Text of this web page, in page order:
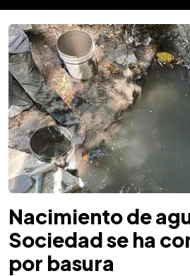
Nacimiento de
Sociedad se ha
por basura